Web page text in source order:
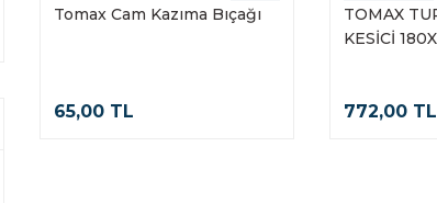
Tomax Cam Kazıma Bıçağı
65,00 TL
TOMAX
KESİCİ
772,00 TL